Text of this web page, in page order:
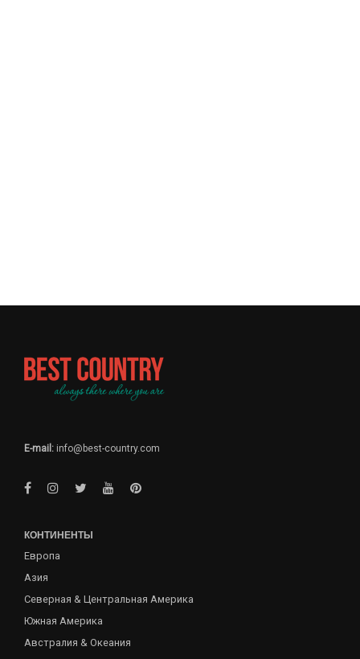
E-mail: info@best-country.com
КОНТИНЕНТЫ
Европа
Азия
Северная & Центральная Америка
Южная Америка
Австралия & Океания